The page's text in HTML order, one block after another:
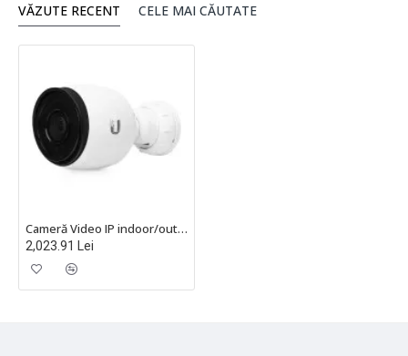
VĂZUTE RECENT CELE MAI CĂUTATE
Cameră Video IP indoor/outdoor Bullet Ubiquiti UniFi Protect G3 Pro, 30 fps, PoE, IR Night Vision, 1080p, Microfon, IP67 - UVC-G3-PRO
2,023.91 Lei